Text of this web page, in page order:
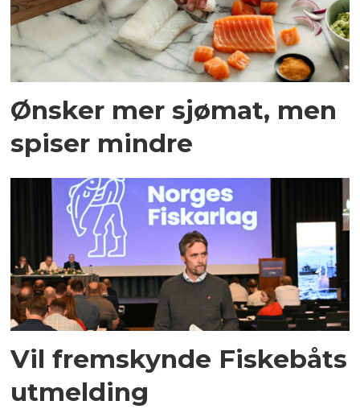
Ønsker mer sjømat, men
spiser mindre
Vil fremskynde Fiskebåts
utmelding